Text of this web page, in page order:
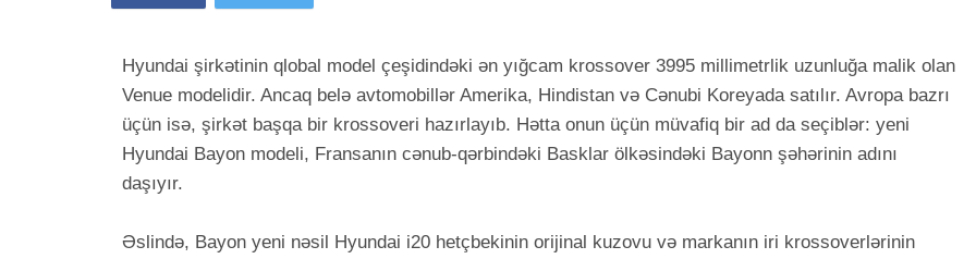
Hyundai şirkətinin qlobal model çeşidindəki ən yığcam krossover 3995 millimetrlik uzunluğa malik olan
Venue modelidir. Ancaq belə avtomobillər Amerika, Hindistan və Cənubi Koreyada satılır. Avropa bazrı
üçün isə, şirkət başqa bir krossoveri hazırlayıb. Hətta onun üçün müvafiq bir ad da seçiblər: yeni
Hyundai Bayon modeli, Fransanın cənub-qərbindəki Basklar ölkəsindəki Bayonn şəhərinin adını
daşıyır.
Əslində, Bayon yeni nəsil Hyundai i20 hetçbekinin orijinal kuzovu və markanın iri krossoverlərinin